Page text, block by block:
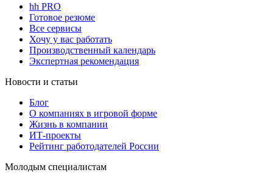
hh PRO
Готовое резюме
Все сервисы
Хочу у вас работать
Производственный календарь
Экспертная рекомендация
Новости и статьи
Блог
О компаниях в игровой форме
Жизнь в компании
ИТ-проекты
Рейтинг работодателей России
Молодым специалистам